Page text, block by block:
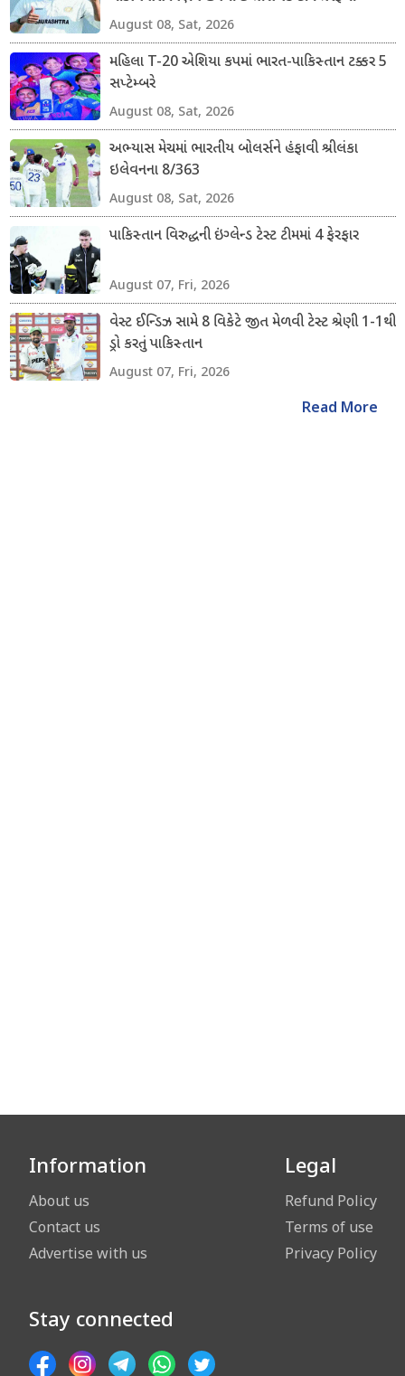
ડોમેસ્ટિક ક્રિકેટ રમશે
August 08, Sat, 2026
મહિલા T-20 એશિયા કપમાં ભારત-પાકિસ્તાન ટક્કર 5
સપ્ટેમ્બરે
August 08, Sat, 2026
અભ્યાસ મેચમાં ભારતીય બોલર્સને હંફાવી શ્રીલંકા
ઇલેવનના 8/363
August 08, Sat, 2026
પાકિસ્તાન વિરુદ્ધની ઇંગ્લેન્ડ ટેસ્ટ ટીમમાં 4 ફેરફાર
August 07, Fri, 2026
વેસ્ટ ઈન્ડિઝ સામે 8 વિકેટે જીત મેળવી ટેસ્ટ શ્રેણી 1-1થી
ડ્રો કરતું પાકિસ્તાન
August 07, Fri, 2026
Read More
Information
About us
Contact us
Advertise with us
Legal
Refund Policy
Terms of use
Privacy Policy
Stay connected